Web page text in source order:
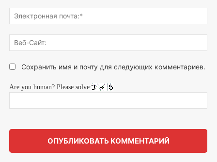
Сохранить имя и почту для следующих комментариев.
Are you human? Please solve: